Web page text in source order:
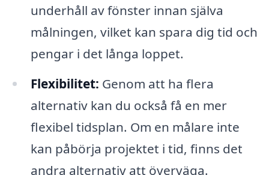
underhåll av fönster innan själva
målningen, vilket kan spara dig tid och
pengar i det långa loppet.
Flexibilitet: Genom att ha flera
alternativ kan du också få en mer
flexibel tidsplan. Om en målare inte
kan påbörja projektet i tid, finns det
andra alternativ att överväga.